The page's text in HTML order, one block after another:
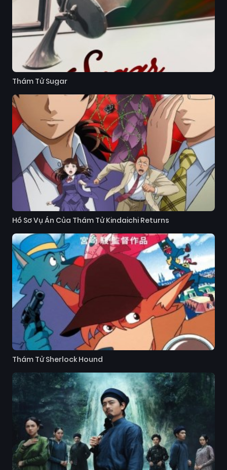
Thám Tử Sugar
Hồ Sơ Vụ Án Của Thám Tử Kindaichi Returns
Thám Tử Sherlock Hound